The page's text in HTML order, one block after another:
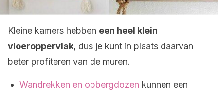
Kleine kamers hebben een heel klein
vloeroppervlak, dus je kunt in plaats daarvan
beter profiteren van de muren.
Wandrekken en opbergdozen kunnen een